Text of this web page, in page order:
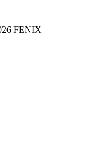
FENIX